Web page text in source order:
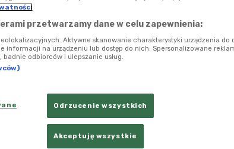
przetwarzamy dane w celu zapewnienia:
Aktywne skanowanie charakterystyki urządzenia do
informacji na urządzeniu lub dostęp do nich. Spersonalizowane
odbiorców i ulepszanie usług.
Odrzucenie wszystkich
Akceptuję wszystkie